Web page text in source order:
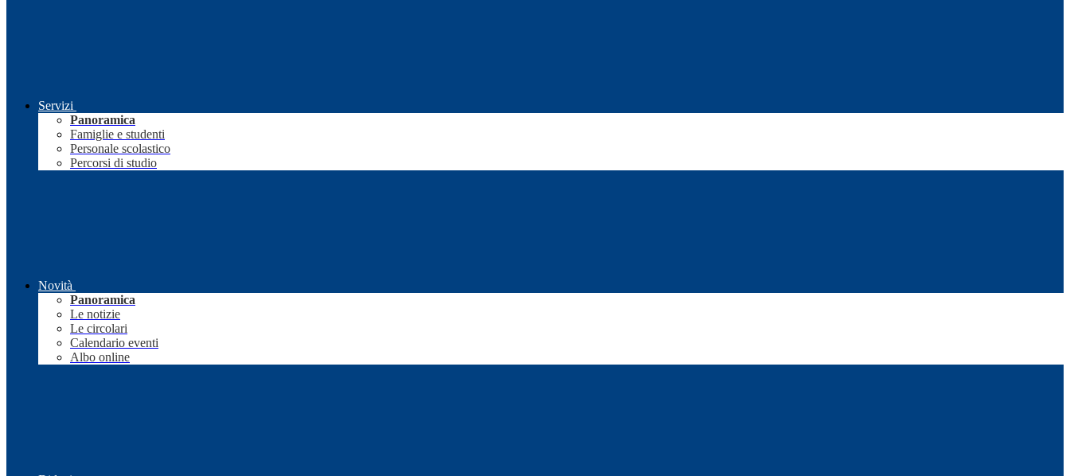
Servizi
Panoramica
Famiglie e studenti
Personale scolastico
Percorsi di studio
Novità
Panoramica
Le notizie
Le circolari
Calendario eventi
Albo online